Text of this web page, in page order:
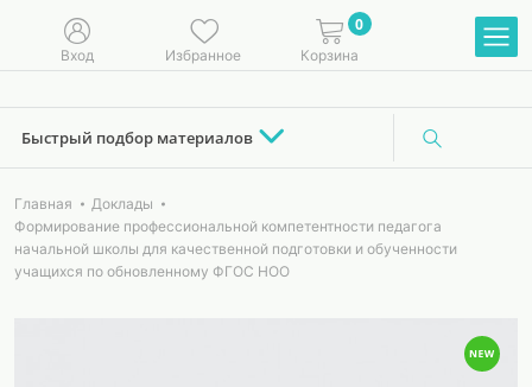
Вход Избранное
0
Корзина
Быстрый подбор материалов
Главная
Доклады
Формирование профессиональной компетентности педагога
начальной школы для качественной подготовки и обученности
учащихся по обновленному ФГОС НОО